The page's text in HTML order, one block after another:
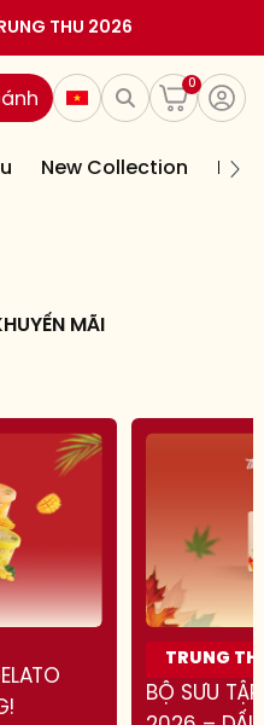
THU 2026
0
New Collection
MÃI
TRUNG
BỘ SƯU